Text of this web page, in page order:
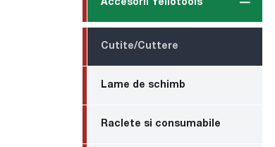
Accesorii Yellotools
Cutite/Cuttere
Lame de schimb
Raclete si consumabile